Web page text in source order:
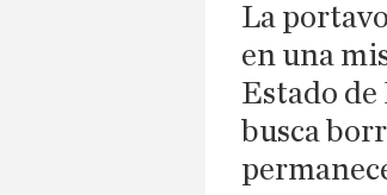
La
en una
Estado de
busca